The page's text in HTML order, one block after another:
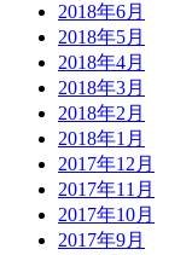
2018年6月
2018年5月
2018年4月
2018年3月
2018年2月
2018年1月
2017年12月
2017年11月
2017年10月
2017年9月